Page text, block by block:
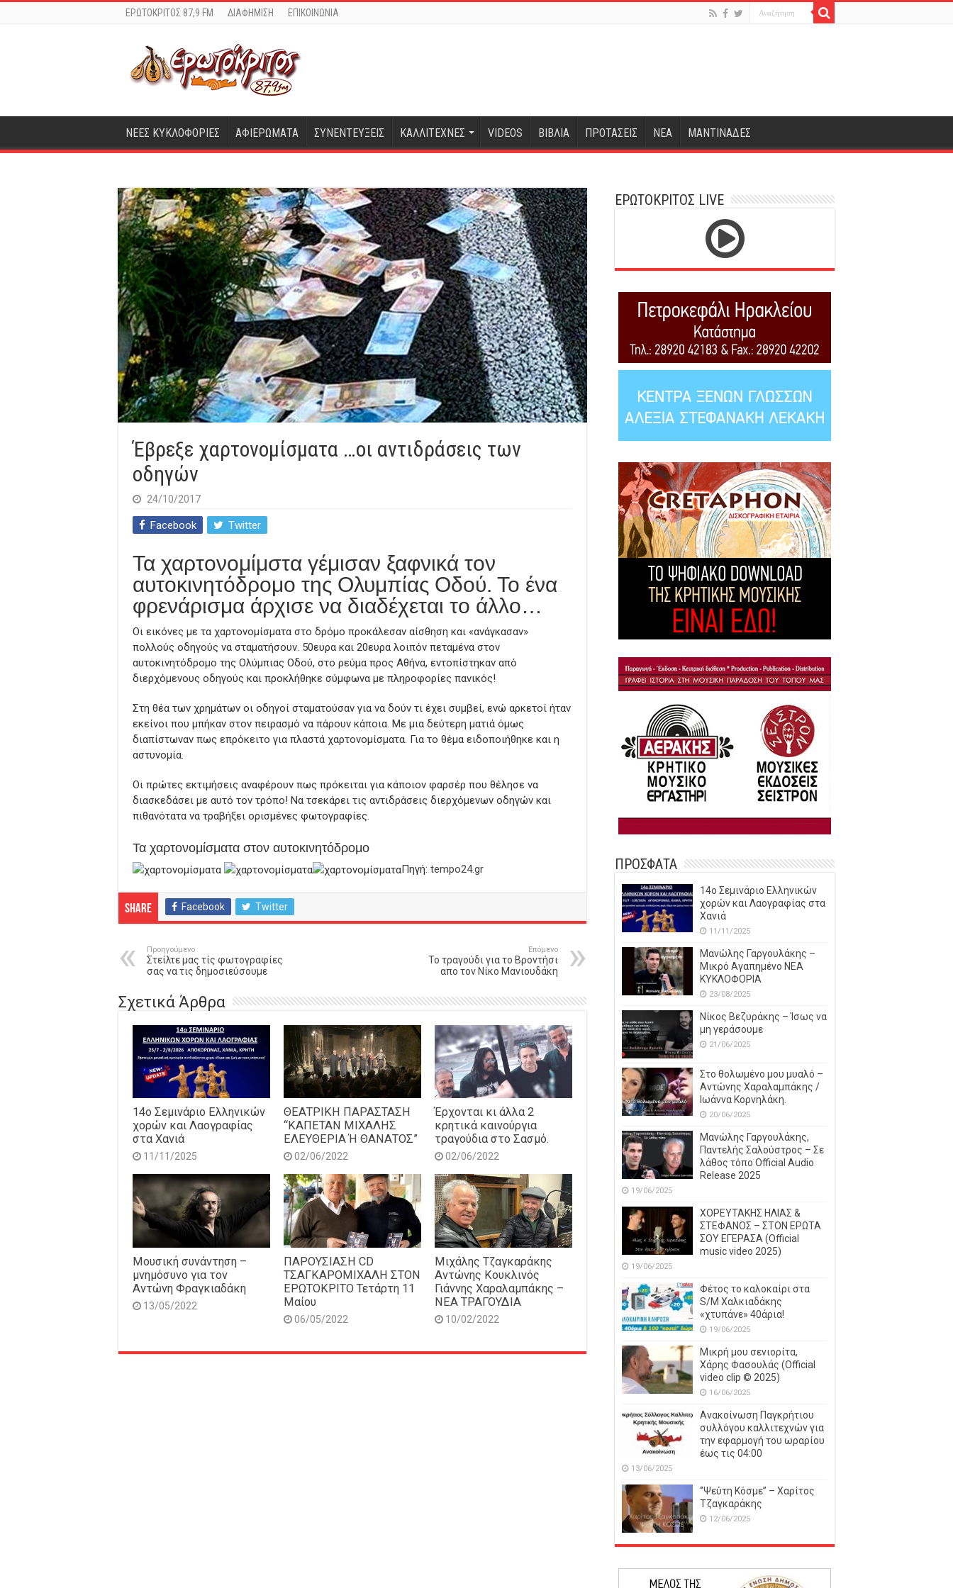
ΕΡΩΤΟΚΡΙΤΟΣ 87,9 FM ΔΙΑΦΗΜΙΣΗ ΕΠΙΚΟΙΝΩΝΙΑ
ΝΕΕΣ ΚΥΚΛΟΦΟΡΙΕΣ ΑΦΙΕΡΩΜΑΤΑ ΣΥΝΕΝΤΕΥΞΕΙΣ ΚΑΛΛΙΤΕΧΝΕΣ VIDEOS ΒΙΒΛΙΑ ΠΡΟΤΑΣΕΙΣ ΝΕΑ ΜΑΝΤΙΝΑΔΕΣ
Έβρεξε χαρτονομίσματα …οι αντιδράσεις των
οδηγών
24/10/2017
Facebook Twitter
Τα χαρτονομίμστα γέμισαν ξαφνικά τον
αυτοκινητόδρομο της Ολυμπίας Οδού. Το ένα
φρενάρισμα άρχισε να διαδέχεται το άλλο…
Οι εικόνες με τα χαρτονομίσματα στο δρόμο προκάλεσαν αίσθηση και «ανάγκασαν»
πολλούς οδηγούς να σταματήσουν. 50ευρα και 20ευρα λοιπόν πεταμένα στον
αυτοκινητόδρομο της Ολύμπιας Οδού, στο ρεύμα προς Αθήνα, εντοπίστηκαν από
διερχόμενους οδηγούς και προκλήθηκε σύμφωνα με πληροφορίες πανικός!
Στη θέα των χρημάτων οι οδηγοί σταματούσαν για να δούν τι έχει συμβεί, ενώ αρκετοί ήταν
εκείνοι που μπήκαν στον πειρασμό να πάρουν κάποια. Με μια δεύτερη ματιά όμως
διαπίστωναν πως επρόκειτο για πλαστά χαρτονομίσματα. Για το θέμα ειδοποιήθηκε και η
αστυνομία.
Οι πρώτες εκτιμήσεις αναφέρουν πως πρόκειται για κάποιον φαρσέρ που θέλησε να
διασκεδάσει με αυτό τον τρόπο! Να τσεκάρει τις αντιδράσεις διερχόμενων οδηγών και
πιθανότατα να τραβήξει ορισμένες φωτογραφίες.
Τα χαρτονομίσματα στον αυτοκινητόδρομο
Πηγή: tempo24.gr
Share Facebook Twitter
Προηγούμενο
Στείλτε μας τίς φωτογραφίες
σας να τις δημοσιεύσουμε
Επόμενο
Το τραγούδι για το Βροντήσι
απο τον Νίκο Μανιουδάκη
Σχετικά Άρθρα
14o Σεμινάριο Ελληνικών
χορών και Λαογραφίας
στα Χανιά
11/11/2025
ΘΕΑΤΡΙΚΗ ΠΑΡΑΣΤΑΣΗ
“ΚΑΠΕΤΑΝ ΜΙΧΑΛΗΣ
ΕΛΕΥΘΕΡΙΑ Ή ΘΑΝΑΤΟΣ”
02/06/2022
Έρχονται κι άλλα 2
κρητικά καινούργια
τραγούδια στο Σασμό.
02/06/2022
Μουσική συνάντηση –
μνημόσυνο για τον
Αντώνη Φραγκιαδάκη
13/05/2022
ΠΑΡΟΥΣΙΑΣΗ CD
ΤΣΑΓΚΑΡΟΜΙΧΑΛΗ ΣΤΟΝ
ΕΡΩΤΟΚΡΙΤΟ Τετάρτη 11
Μαίου
06/05/2022
Μιχάλης Τζαγκαράκης
Αντώνης Κουκλινός
Γιάννης Χαραλαμπάκης –
ΝΕΑ ΤΡΑΓΟΥΔΙΑ
10/02/2022
ΕΡΩΤΟΚΡΙΤΟΣ LIVE
ΠΡΟΣΦΑΤΑ
14o Σεμινάριο Ελληνικών
χορών και Λαογραφίας στα
Χανιά
11/11/2025
Μανώλης Γαργουλάκης –
Μικρό Αγαπημένο NEΑ
ΚΥΚΛΟΦΟΡΙΑ
23/08/2025
Νίκος Βεζυράκης – Ίσως να
μη γεράσουμε
21/06/2025
Στο θολωμένο μου μυαλό –
Αντώνης Χαραλαμπάκης /
Ιωάννα Κορνηλάκη.
20/06/2025
Μανώλης Γαργουλάκης,
Παντελής Σαλούστρος – Σε
λάθος τόπο Official Audio
Release 2025
19/06/2025
ΧΟΡΕΥΤΑΚΗΣ ΗΛΙΑΣ &
ΣΤΕΦΑΝΟΣ – ΣΤΟΝ ΕΡΩΤΑ
ΣΟΥ ΕΓΕΡΑΣΑ (Official
music video 2025)
19/06/2025
Φέτος το καλοκαίρι στα
S/M Χαλκιαδάκης
«χτυπάνε» 40άρια!
19/06/2025
Μικρή μου σενιορίτα,
Χάρης Φασουλάς (Official
video clip © 2025)
16/06/2025
Ανακοίνωση Παγκρήτιου
συλλόγου καλλιτεχνών για
την εφαρμογή του ωραρίου
έως τις 04:00
13/06/2025
‘’Ψεύτη Κόσμε’’ – Χαρίτος
Τζαγκαράκης
12/06/2025